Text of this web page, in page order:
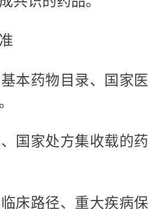
基本药物目录、国家医
、国家处方集收载的药
临床路径、重大疾病保